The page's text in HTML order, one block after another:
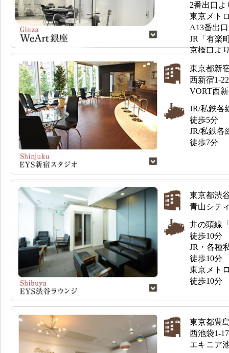
2番出口よ
東京メト
A13番出
JR「有楽
京橋口よ
東京都新
西新宿1-
VORT西
JR/私鉄各
徒歩5分
JR/私鉄各
徒歩7分
東京都渋
青山シテ
井の頭線
徒歩10分
JR・各種
徒歩10分
東京メト
徒歩10分
東京都豊
西池袋1-
エキニア